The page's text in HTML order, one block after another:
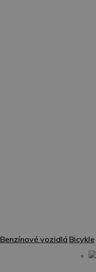
Benzínové vozidlá Bicykle